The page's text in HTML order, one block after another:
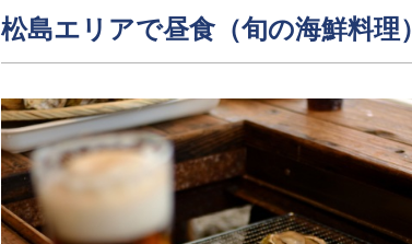
松島エリアで昼食（旬の海鮮料理）